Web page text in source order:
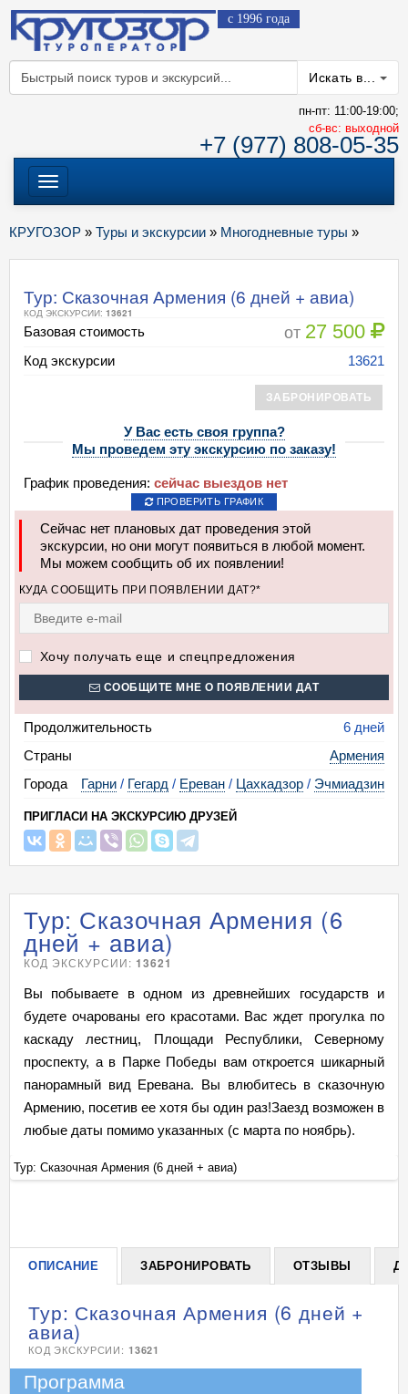
с 1996 года
Искать в...
пн-пт: 11:00-19:00;
cб-вс: выходной
+7 (977) 808-05-35
Меню
КРУГОЗОР » Туры и экскурсии » Многодневные туры »
Тур: Сказочная Армения (6 дней + авиа)
КОД ЭКСКУРСИИ: 13621
Базовая стоимость от 27 500
Код экскурсии 13621
ЗАБРОНИРОВАТЬ
У Вас есть своя группа?
Мы проведем эту экскурсию по заказу!
График проведения: сейчас выездов нет
ПРОВЕРИТЬ ГРАФИК
Сейчас нет плановых дат проведения этой
экскурсии, но они могут появиться в любой момент.
Мы можем сообщить об их появлении!
КУДА СООБЩИТЬ ПРИ ПОЯВЛЕНИИ ДАТ?*
Хочу получать еще и спецпредложения
СООБЩИТЕ МНЕ О ПОЯВЛЕНИИ ДАТ
Продолжительность
6 дней
Страны
Армения
Города
Гарни / Гегард / Ереван / Цахкадзор / Эчмиадзин
ПРИГЛАСИ НА ЭКСКУРСИЮ ДРУЗЕЙ
Тур: Сказочная Армения (6
дней + авиа)
КОД ЭКСКУРСИИ: 13621
Вы побываете в одном из древнейших государств и
будете очарованы его красотами. Вас ждет прогулка по
каскаду лестниц, Площади Республики, Северному
проспекту, а в Парке Победы вам откроется шикарный
панорамный вид Еревана. Вы влюбитесь в сказочную
Армению, посетив ее хотя бы один раз!Заезд возможен в
любые даты помимо указанных (с марта по ноябрь).
Тур: Сказочная Армения (6 дней + авиа)
ОПИСАНИЕ ЗАБРОНИРОВАТЬ ОТЗЫВЫ
Тур: Сказочная Армения (6 дней +
авиа)
КОД ЭКСКУРСИИ: 13621
Программа